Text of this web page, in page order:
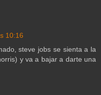
10:16
steve jobs se sienta a la
y va a bajar a darte una